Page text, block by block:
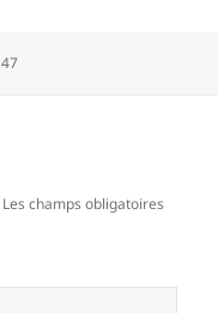
Les champs obligatoires